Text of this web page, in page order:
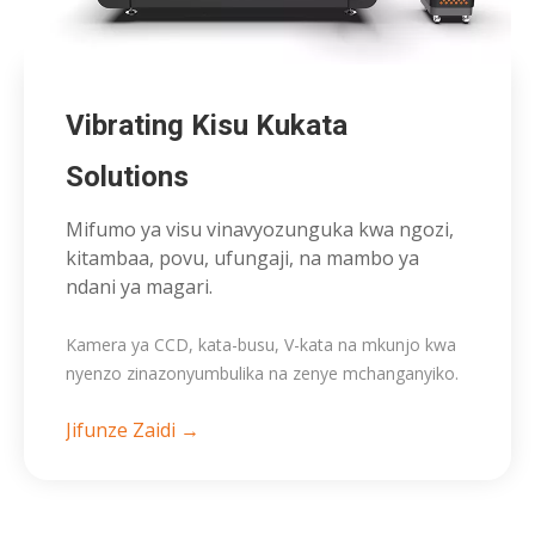
Vibrating Kisu Kukata
Solutions
Mifumo ya visu vinavyozunguka kwa ngozi,
kitambaa, povu, ufungaji, na mambo ya
ndani ya magari.
Kamera ya CCD, kata-busu, V-kata na mkunjo kwa
nyenzo zinazonyumbulika na zenye mchanganyiko.
Jifunze Zaidi →